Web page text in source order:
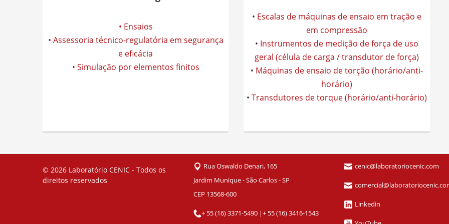
• Ensaios
• Assessoria técnico-regulatória em segurança
e eficácia
• Simulação por elementos finitos
• Escalas de máquinas de ensaio em tração e
em compressão
• Instrumentos de medição de força de uso
geral (célula de carga / transdutor de força)
• Máquinas de ensaio de torção (horário/anti-
horário)
• Transdutores de torque (horário/anti-horário)
© 2026 Laboratório CENIC - Todos os
direitos reservados
Rua Oswaldo Denari, 165
Jardim Munique - São Carlos - SP
CEP 13568-600
+ 55 (16) 3371-5490 |+ 55 (16) 3416-1543
cenic@laboratoriocenic.com
Linkedin